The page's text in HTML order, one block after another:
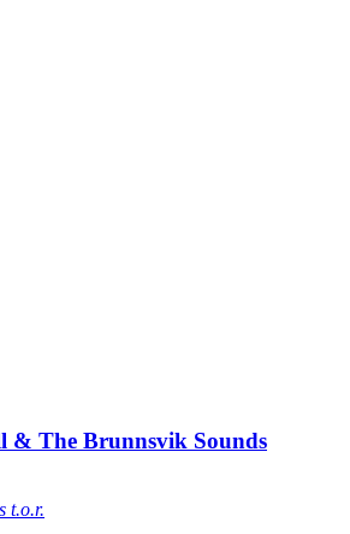
& The Brunnsvik Sounds
t.o.r.